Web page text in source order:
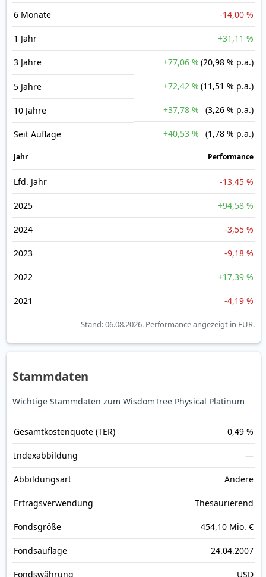
6 Monate -14,00 %
1 Jahr +31,11 %
3 Jahre +77,06 % (20,98 % p.a.)
5 Jahre +72,42 % (11,51 % p.a.)
10 Jahre +37,78 % (3,26 % p.a.)
Seit Auflage +40,53 % (1,78 % p.a.)
Jahr Perfor­mance
Lfd. Jahr -13,45 %
2025 +94,58 %
2024 -3,55 %
2023 -9,18 %
2022 +17,39 %
2021 -4,19 %
Stand: 06.08.2026. Performance angezeigt in EUR.
Stammdaten
Wichtige Stammdaten zum WisdomTree Physical Platinum
Gesamt­kosten­quote (TER) 0,49 %
Index­abbildung —
Abbildungs­art Andere
Ertrags­verwendung Thesaurierend
Fonds­größe 454,10 Mio. €
Fonds­auflage 24.04.2007
Fonds­währung USD